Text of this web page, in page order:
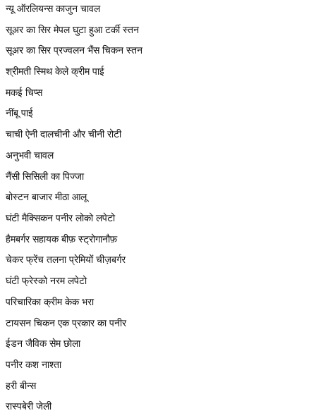
न्यू ऑरलियन्स काजुन चावल
सूअर का सिर मेपल घुटा हुआ टर्की स्तन
सूअर का सिर प्रज्वलन भैंस चिकन स्तन
श्रीमती स्मिथ केले क्रीम पाई
मकई चिप्स
नींबू पाई
चाची ऐनी दालचीनी और चीनी रोटी
अनुभवी चावल
नैंसी सिसिली का पिज्जा
बोस्टन बाजार मीठा आलू
घंटी मैक्सिकन पनीर लोको लपेटो
हैमबर्गर सहायक बीफ़ स्ट्रोगानौफ़
चेकर फ्रेंच तलना प्रेमियों चीज़बर्गर
घंटी फ्रेस्को नरम लपेटो
परिचारिका क्रीम केक भरा
टायसन चिकन एक प्रकार का पनीर
ईडन जैविक सेम छोला
पनीर कश नाश्ता
हरी बीन्स
रास्पबेरी जेली